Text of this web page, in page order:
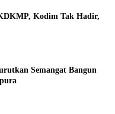
Kodim Tak Hadir,
Semangat Bangun